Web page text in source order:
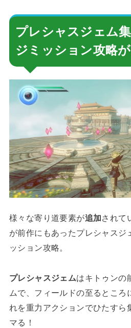
プレシャスジェム
ジミッション攻略
様々な寄り道要素が追加されて
が前作にもあったプレシャスジ
ッション攻略。
プレシャスジェムはキトゥンの
ムで、フィールドの至るところ
れを重力アクションでひたすら
マる！